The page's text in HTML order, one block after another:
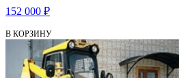
152 000 ₽
В КОРЗИНУ